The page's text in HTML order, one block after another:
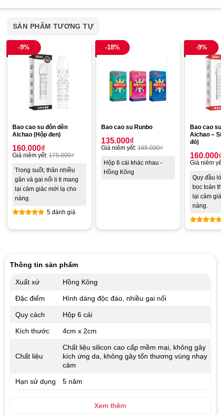
SẢN PHẨM TƯƠNG TỰ
-9%
Bao cao su đôn dên
Aichao (Hộp đen)
hạng5.00
160.000₫
Giá niêm yết: 175.000₫
Trong suốt, thân nhiều
gân và gai nổi li ti mang
lại cảm giác mới lạ cho
nàng.
5 đánh giá
-18%
Bao cao su Runbo
135.000₫
Giá niêm yết: 165.000₫
Hộp 6 cái khác nhau -
Hồng Kông
-9%
Bao cao
Aichao –
đỏ)
Được
160.000
Giá niêm
Quy đầu
bọc toàn
lại cảm
nàng.
Thông tin sản phẩm
Xuất xứ Hồng Kông
Đặc điểm Hình dáng độc đáo, nhiều gai nổi
Quy cách Hộp 6 cái
Kích thước 4cm x 2cm
Chất liệu
Chất liệu silicon cao cấp mềm mại, không gây
kích ứng da, không gây tổn thương vùng nhạy
cảm
Hạn sử dụng 5 năm
Xem thêm